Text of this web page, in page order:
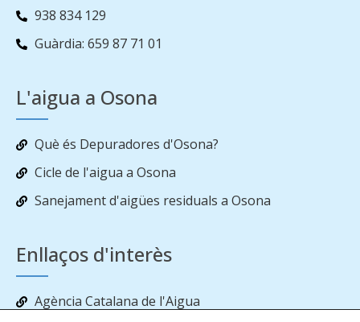
938 834 129
Guàrdia: 659 87 71 01
L'aigua a Osona
Què és Depuradores d'Osona?
Cicle de l'aigua a Osona
Sanejament d'aigües residuals a Osona
Enllaços d'interès
Agència Catalana de l'Aigua